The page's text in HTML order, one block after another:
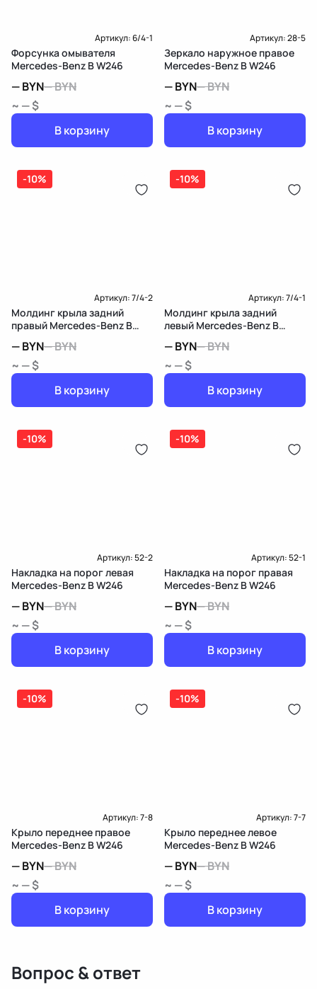
Артикул:6/4-1
Форсунка омывателя
Mercedes-Benz B W246
—BYN—BYN
~ — $
В корзину
Артикул:28-5
Зеркало наружное правое
Mercedes-Benz B W246
—BYN—BYN
~ — $
В корзину
-10%
Артикул:7/4-2
Молдинг крыла задний
правый Mercedes-Benz B
—BYN—BYN
~ — $
В корзину
-10%
Артикул:7/4-1
Молдинг крыла задний
левый Mercedes-Benz B
—BYN—BYN
~ — $
В корзину
-10%
Артикул:52-2
Накладка на порог левая
Mercedes-Benz B W246
—BYN—BYN
~ — $
В корзину
-10%
Артикул:52-1
Накладка на порог правая
Mercedes-Benz B W246
—BYN—BYN
~ — $
В корзину
-10%
Артикул:7-8
Крыло переднее правое
Mercedes-Benz B W246
—BYN—BYN
~ — $
В корзину
-10%
Артикул:7-7
Крыло переднее левое
Mercedes-Benz B W246
—BYN—BYN
~ — $
В корзину
Вопрос & ответ